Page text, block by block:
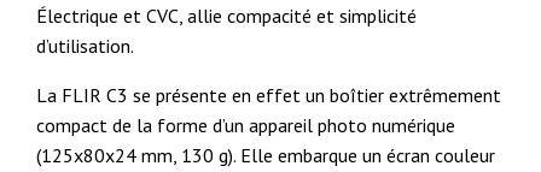
Électrique et CVC, allie compacité et simplicité
d’utilisation.
La FLIR C3 se présente en effet un boîtier extrêmement
compact de la forme d’un appareil photo numérique
(125x80x24 mm, 130 g). Elle embarque un écran couleur